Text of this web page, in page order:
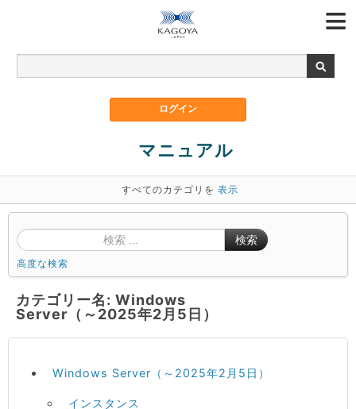
マニュアル
すべてのカテゴリを 表示
検索
高度な検索
カテゴリー名: Windows
Server（～2025年2月5日）
Windows Server（～2025年2月5日）
インスタンス